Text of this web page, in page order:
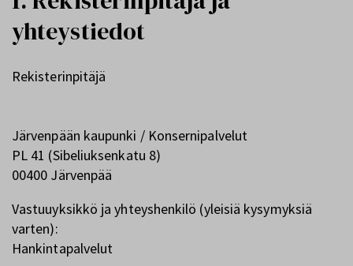
yhteystiedot
Rekisterinpitäjä
Järvenpään kaupunki / Konsernipalvelut
PL 41 (Sibeliuksenkatu 8)
00400 Järvenpää
Vastuuyksikkö ja yhteyshenkilö (yleisiä kysymyksiä
varten):
Hankintapalvelut